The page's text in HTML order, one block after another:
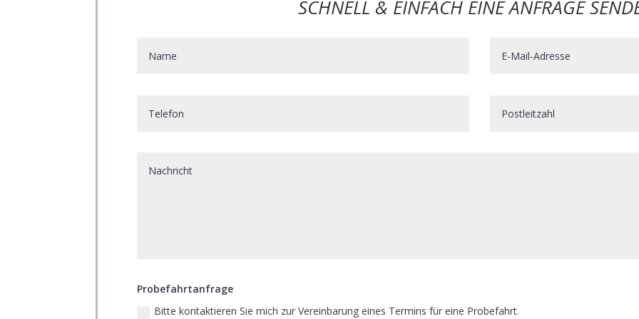
SCHNELL & EINFACH EINE ANFRAGE
Probefahrtanfrage
Bitte kontaktieren Sie mich zur Vereinbarung eines Termins für eine Probefahrt.